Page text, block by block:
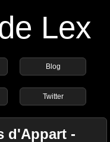
Lex
Blog
Twitter
d'Appart -